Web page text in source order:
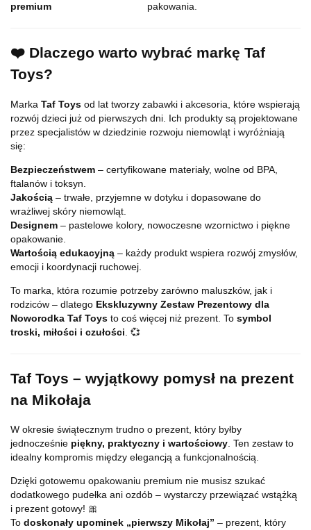
premium
pakowania.
❤️ Dlaczego warto wybrać markę Taf
Toys?
Marka Taf Toys od lat tworzy zabawki i akcesoria, które wspierają
rozwój dzieci już od pierwszych dni. Ich produkty są projektowane
przez specjalistów w dziedzinie rozwoju niemowląt i wyróżniają
się:
Bezpieczeństwem – certyfikowane materiały, wolne od BPA,
ftalanów i toksyn.
Jakością – trwałe, przyjemne w dotyku i dopasowane do
wrażliwej skóry niemowląt.
Designem – pastelowe kolory, nowoczesne wzornictwo i piękne
opakowanie.
Wartością edukacyjną – każdy produkt wspiera rozwój zmysłów,
emocji i koordynacji ruchowej.
To marka, która rozumie potrzeby zarówno maluszków, jak i
rodziców – dlatego Ekskluzywny Zestaw Prezentowy dla
Noworodka Taf Toys to coś więcej niż prezent. To symbol
troski, miłości i czułości . 💞
Taf Toys – wyjątkowy pomysł na prezent
na Mikołaja
W okresie świątecznym trudno o prezent, który byłby
jednocześnie piękny, praktyczny i wartościowy. Ten zestaw to
idealny kompromis między elegancją a funkcjonalnością.
Dzięki gotowemu opakowaniu premium nie musisz szukać
dodatkowego pudełka ani ozdób – wystarczy przewiązać wstążką
i prezent gotowy! 🎀
To doskonały upominek „pierwszy Mikołaj” – prezent, który